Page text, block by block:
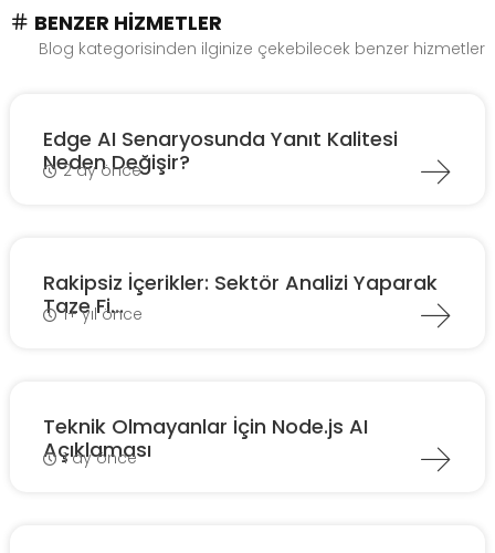
BENZER HIZMETLER
Blog kategorisinden ilginize çekebilecek benzer hizmetler
Edge AI Senaryosunda Yanıt Kalitesi
Neden Değişir?
2 ay önce
Rakipsiz İçerikler: Sektör Analizi Yaparak
Taze Fi...
1+ yıl önce
Teknik Olmayanlar İçin Node.js AI
Açıklaması
1 ay önce